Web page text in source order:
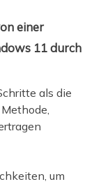
einer
11 durch
als die
um